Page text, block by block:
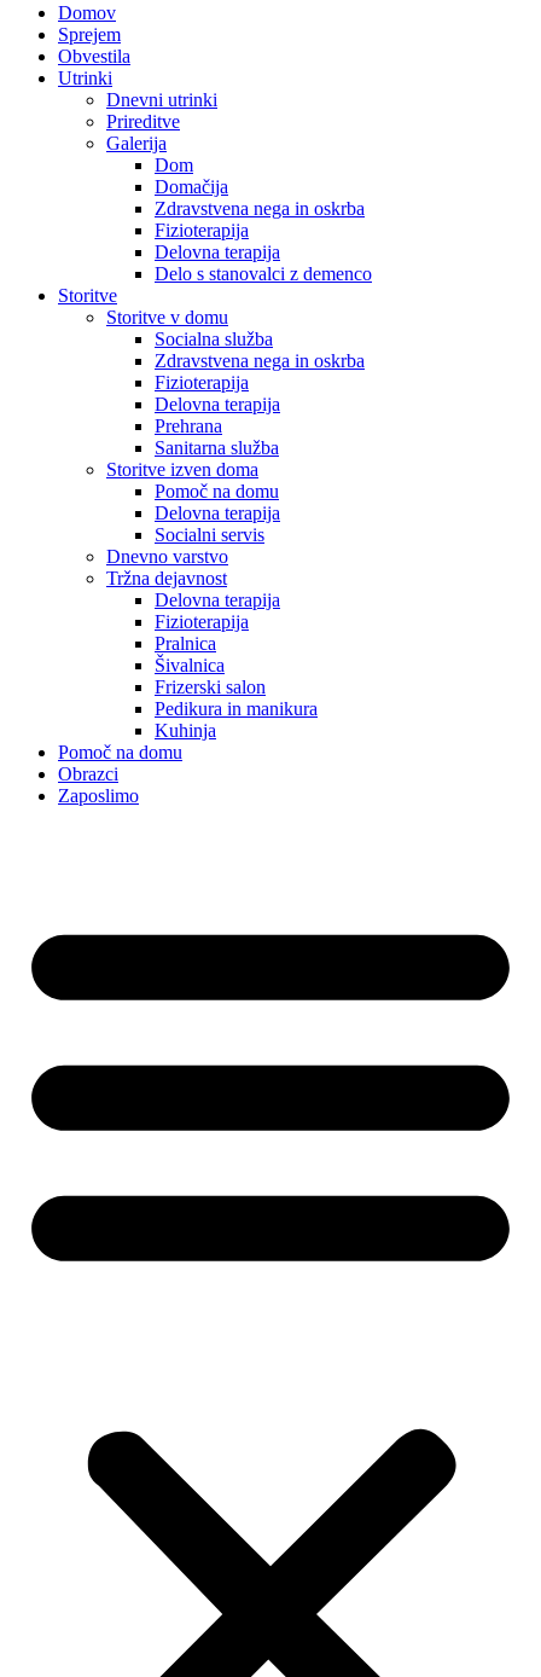
Domov
Sprejem
Obvestila
Utrinki
Dnevni utrinki
Prireditve
Galerija
Dom
Domačija
Zdravstvena nega in oskrba
Fizioterapija
Delovna terapija
Delo s stanovalci z demenco
Storitve
Storitve v domu
Socialna služba
Zdravstvena nega in oskrba
Fizioterapija
Delovna terapija
Prehrana
Sanitarna služba
Storitve izven doma
Pomoč na domu
Delovna terapija
Socialni servis
Dnevno varstvo
Tržna dejavnost
Delovna terapija
Fizioterapija
Pralnica
Šivalnica
Frizerski salon
Pedikura in manikura
Kuhinja
Pomoč na domu
Obrazci
Zaposlimo